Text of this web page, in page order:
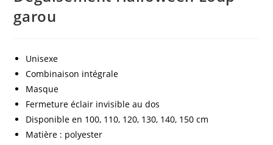
garou
Unisexe
Combinaison intégrale
Masque
Fermeture éclair invisible au dos
Disponible en 100, 110, 120, 130, 140, 150 cm
Matière : polyester